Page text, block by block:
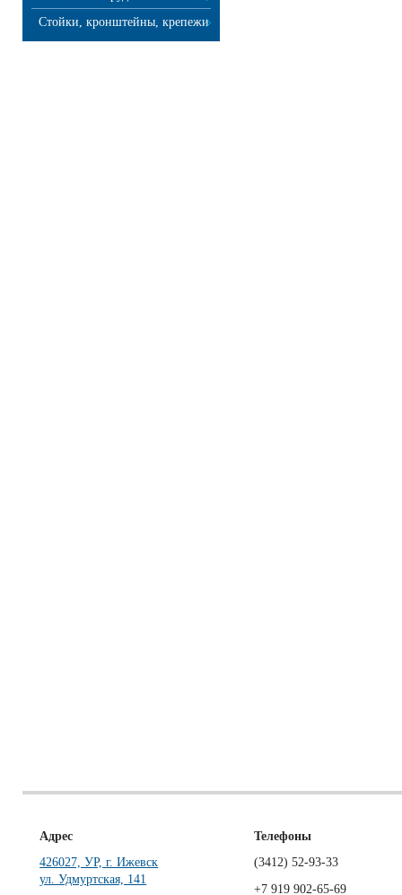
Стойки, кронштейны, крепежи
Адрес
426027, УР, г. Ижевск
ул. Удмуртская, 141
Телефоны
(3412) 52-93-33
+7 919 902-65-69